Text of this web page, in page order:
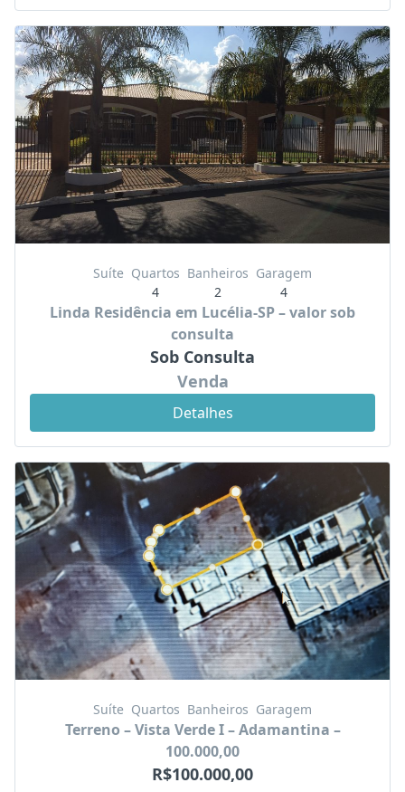
Suíte Quartos
4
Banheiros
2
Garagem
4
Linda Residência em Lucélia-SP – valor sob
consulta
Sob Consulta
Venda
Detalhes
Suíte Quartos Banheiros Garagem
Terreno – Vista Verde I – Adamantina –
100.000,00
R$100.000,00